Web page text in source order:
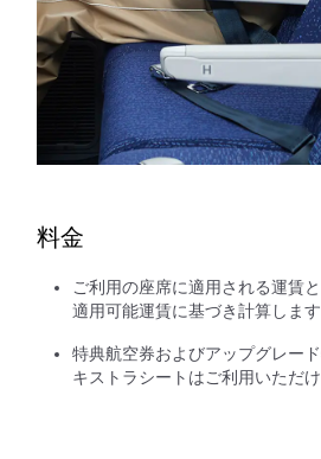
料金
ご利用の座席に適用される運賃
適用可能運賃に基づき計算します
特典航空券およびアップグレー
キストラシートはご利用いただけ